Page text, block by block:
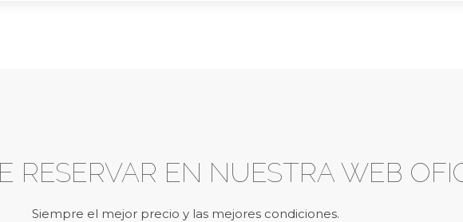
RESERVAR EN NUESTRA WEB
Siempre el mejor precio y las mejores condiciones.